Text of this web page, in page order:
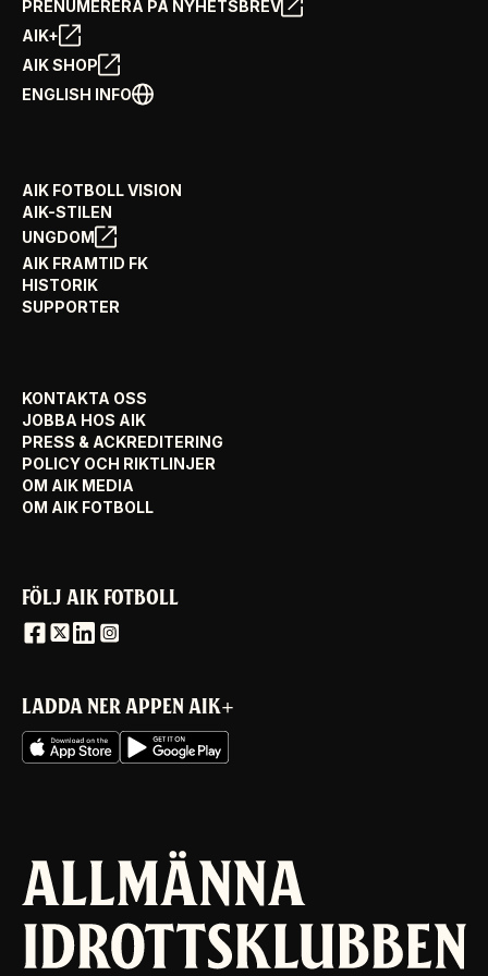
PRENUMERERA PÅ NYHETSBREV
AIK+
AIK SHOP
ENGLISH INFO
AIK FOTBOLL VISION
AIK-STILEN
UNGDOM
AIK FRAMTID FK
HISTORIK
SUPPORTER
KONTAKTA OSS
JOBBA HOS AIK
PRESS & ACKREDITERING
POLICY OCH RIKTLINJER
OM AIK MEDIA
OM AIK FOTBOLL
FÖLJ AIK FOTBOLL
LADDA NER APPEN AIK+